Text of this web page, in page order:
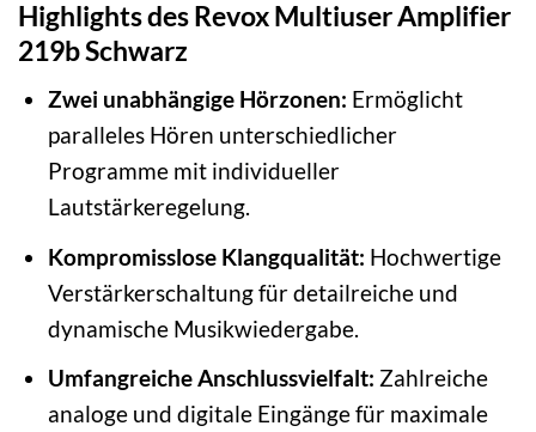
Highlights des Revox Multiuser Amplifier
219b Schwarz
Zwei unabhängige Hörzonen: Ermöglicht
paralleles Hören unterschiedlicher
Programme mit individueller
Lautstärkeregelung.
Kompromisslose Klangqualität: Hochwertige
Verstärkerschaltung für detailreiche und
dynamische Musikwiedergabe.
Umfangreiche Anschlussvielfalt: Zahlreiche
analoge und digitale Eingänge für maximale